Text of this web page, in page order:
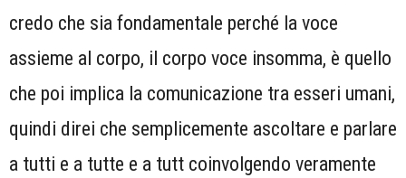
credo che sia fondamentale perché la voce
assieme al corpo, il corpo voce insomma, è quello
che poi implica la comunicazione tra esseri umani,
quindi direi che semplicemente ascoltare e parlare
a tutti e a tutte e a tutt coinvolgendo veramente